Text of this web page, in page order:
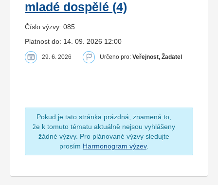
mladé dospělé (4)
Číslo výzvy: 085
Platnost do: 14. 09. 2026 12:00
29. 6. 2026 Určeno pro: Veřejnost, Žadatel
Pokud je tato stránka prázdná, znamená to,
že k tomuto tématu aktuálně nejsou vyhlášeny
žádné výzvy. Pro plánované výzvy sledujte
prosím Harmonogram výzev.